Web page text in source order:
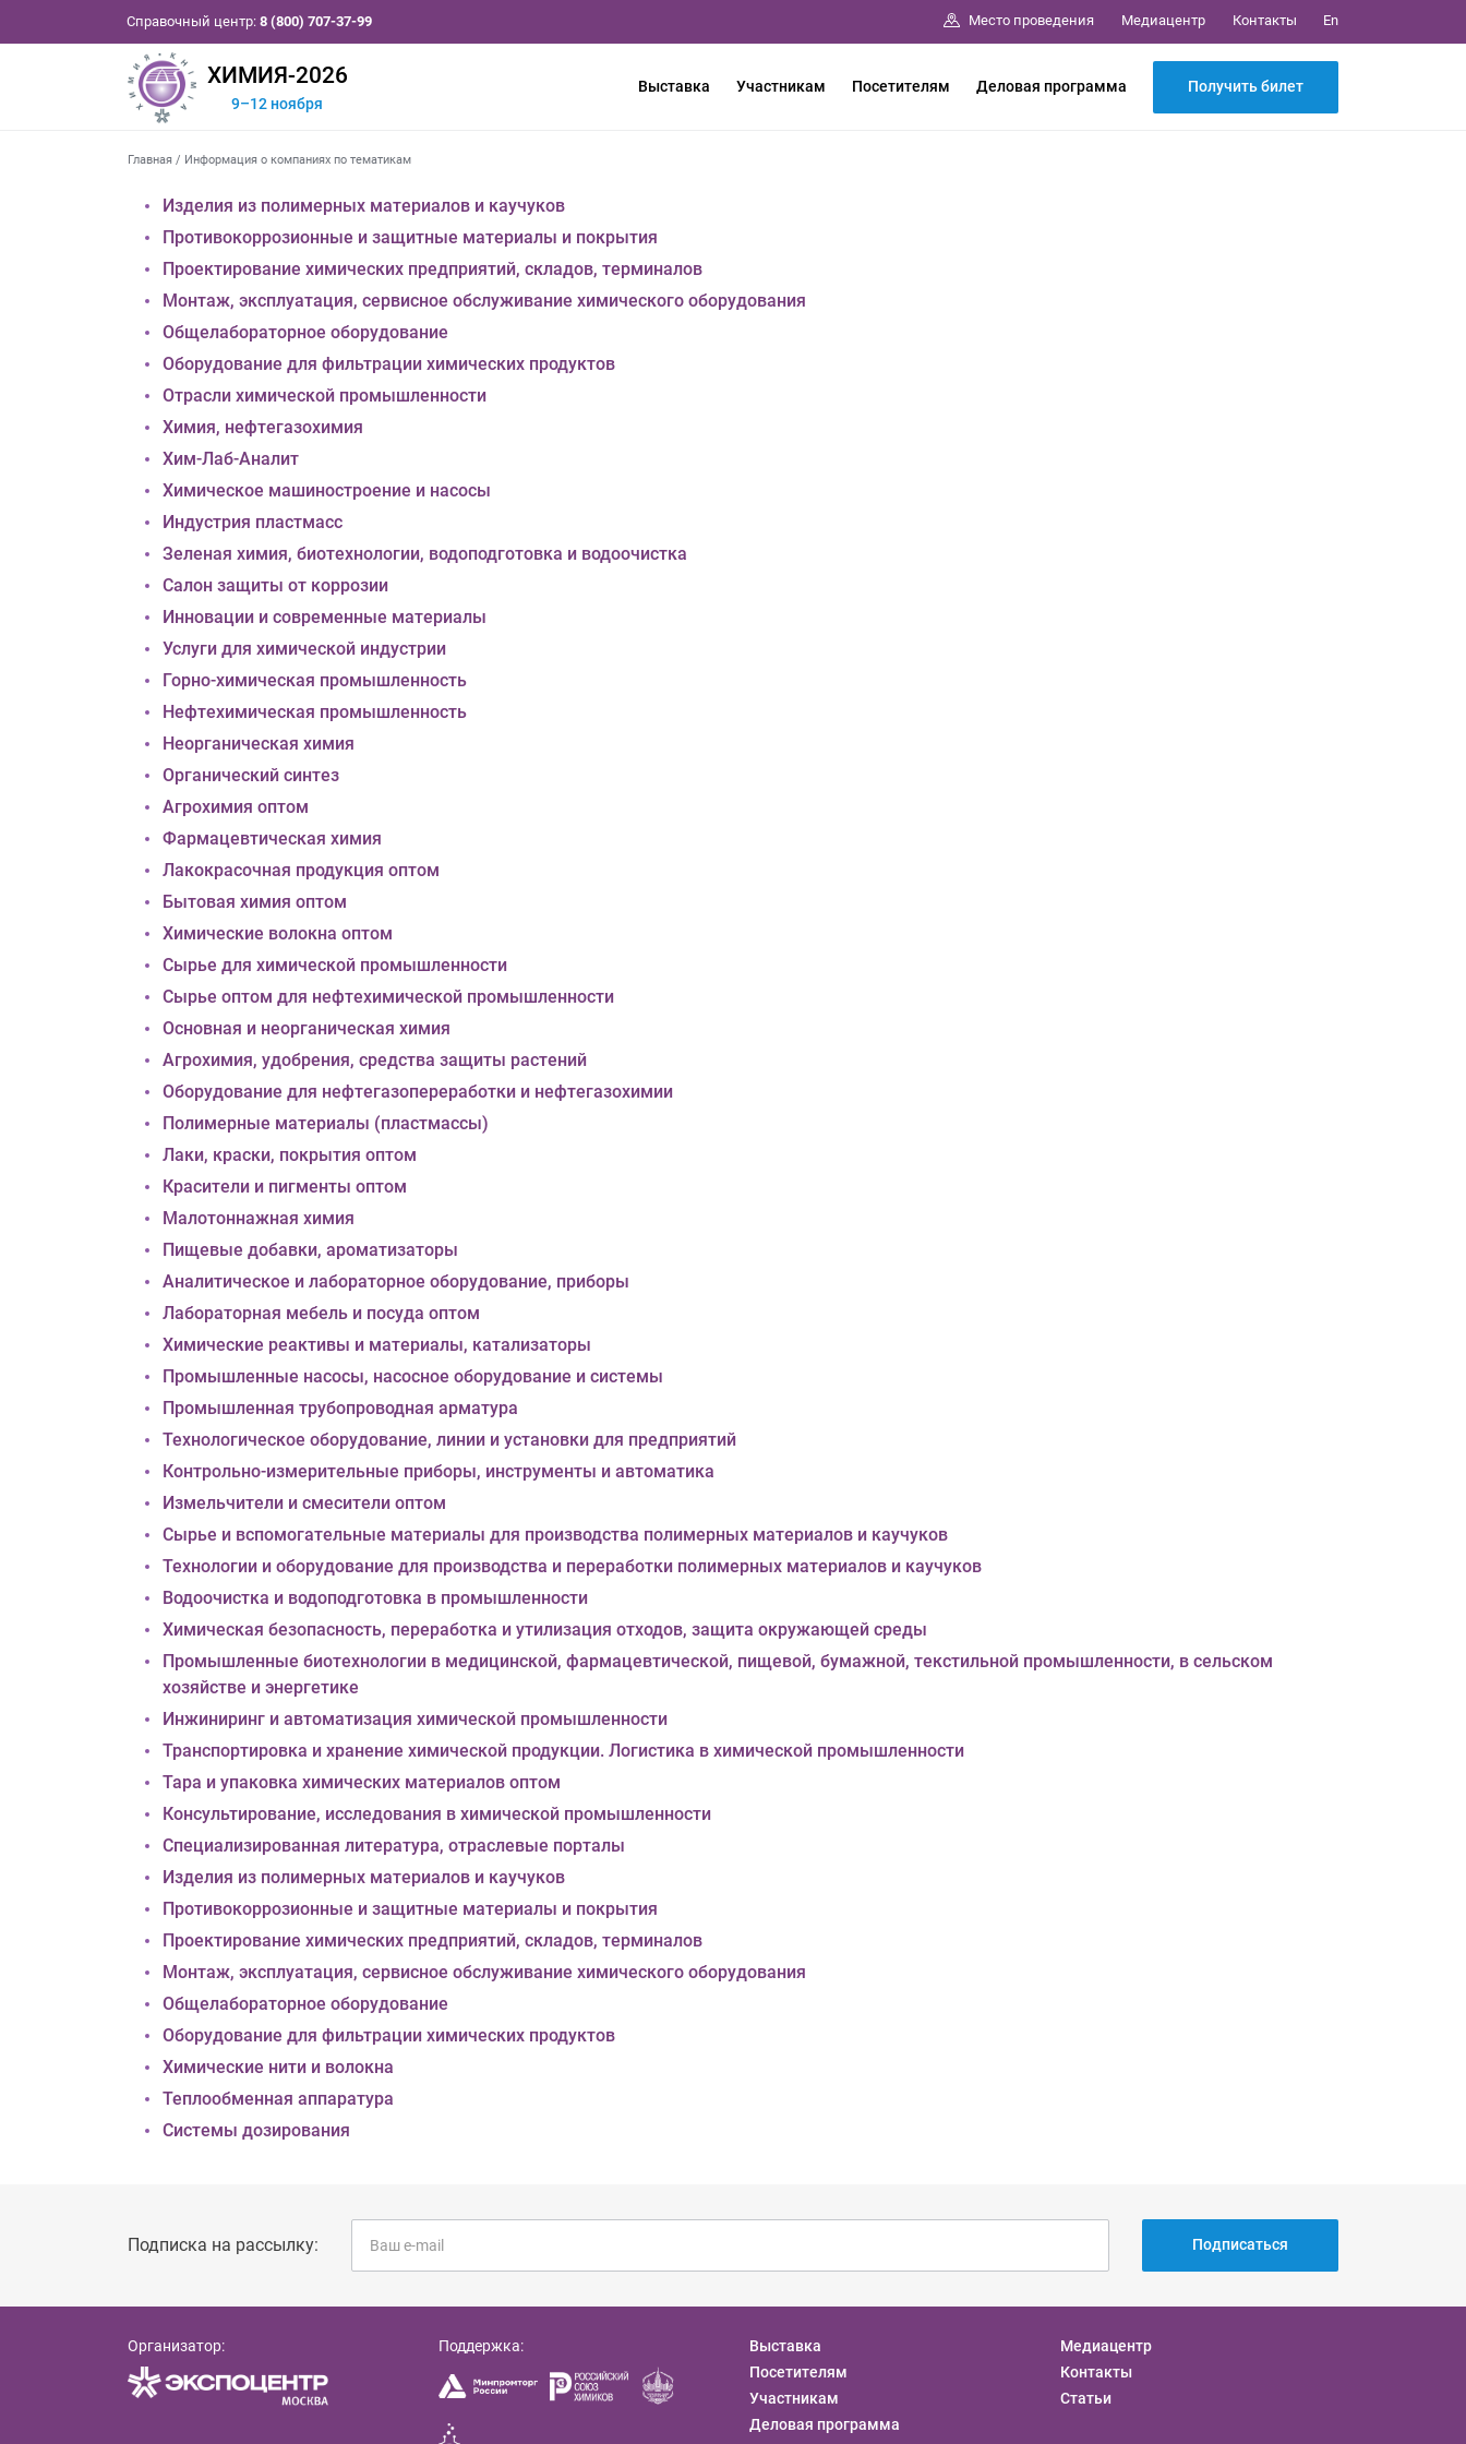
Справочный центр: 8 (800) 707-37-99 Место проведения Медиацентр Контакты En
ХИМИЯ-2026
9–12 ноября
Выставка Участникам Посетителям Деловая программа Получить билет
Главная / Информация о компаниях по тематикам
Изделия из полимерных материалов и каучуков
Противокоррозионные и защитные материалы и покрытия
Проектирование химических предприятий, складов, терминалов
Монтаж, эксплуатация, сервисное обслуживание химического оборудования
Общелабораторное оборудование
Оборудование для фильтрации химических продуктов
Отрасли химической промышленности
Химия, нефтегазохимия
Хим-Лаб-Аналит
Химическое машиностроение и насосы
Индустрия пластмасс
Зеленая химия, биотехнологии, водоподготовка и водоочистка
Салон защиты от коррозии
Инновации и современные материалы
Услуги для химической индустрии
Горно-химическая промышленность
Нефтехимическая промышленность
Неорганическая химия
Органический синтез
Агрохимия оптом
Фармацевтическая химия
Лакокрасочная продукция оптом
Бытовая химия оптом
Химические волокна оптом
Сырье для химической промышленности
Сырье оптом для нефтехимической промышленности
Основная и неорганическая химия
Агрохимия, удобрения, средства защиты растений
Оборудование для нефтегазопереработки и нефтегазохимии
Полимерные материалы (пластмассы)
Лаки, краски, покрытия оптом
Красители и пигменты оптом
Малотоннажная химия
Пищевые добавки, ароматизаторы
Аналитическое и лабораторное оборудование, приборы
Лабораторная мебель и посуда оптом
Химические реактивы и материалы, катализаторы
Промышленные насосы, насосное оборудование и системы
Промышленная трубопроводная арматура
Технологическое оборудование, линии и установки для предприятий
Контрольно-измерительные приборы, инструменты и автоматика
Измельчители и смесители оптом
Сырье и вспомогательные материалы для производства полимерных материалов и каучуков
Технологии и оборудование для производства и переработки полимерных материалов и каучуков
Водоочистка и водоподготовка в промышленности
Химическая безопасность, переработка и утилизация отходов, защита окружающей среды
Промышленные биотехнологии в медицинской, фармацевтической, пищевой, бумажной, текстильной промышленности, в сельском
хозяйстве и энергетике
Инжиниринг и автоматизация химической промышленности
Транспортировка и хранение химической продукции. Логистика в химической промышленности
Тара и упаковка химических материалов оптом
Консультирование, исследования в химической промышленности
Специализированная литература, отраслевые порталы
Изделия из полимерных материалов и каучуков
Противокоррозионные и защитные материалы и покрытия
Проектирование химических предприятий, складов, терминалов
Монтаж, эксплуатация, сервисное обслуживание химического оборудования
Общелабораторное оборудование
Оборудование для фильтрации химических продуктов
Химические нити и волокна
Теплообменная аппаратура
Системы дозирования
Подписка на рассылку: Подписаться
Организатор: Поддержка:
Выставка
Посетителям
Участникам
Деловая программа
Медиацентр
Контакты
Статьи